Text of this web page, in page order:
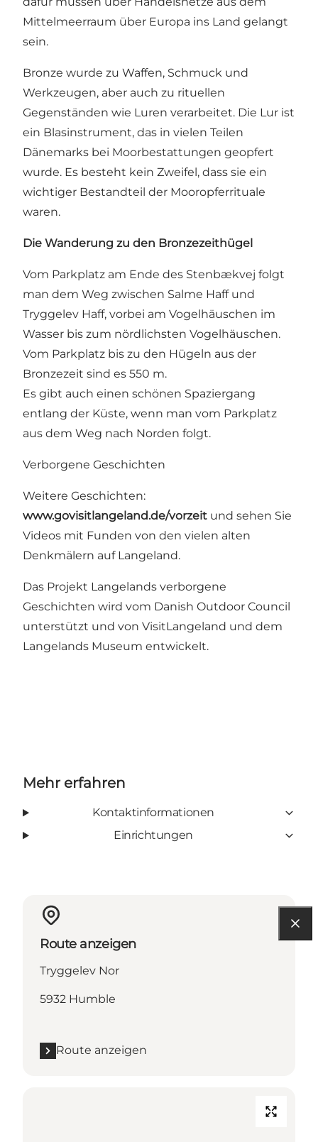
Mittelmeerraum über Europa ins Land gelangt
sein.
Bronze wurde zu Waffen, Schmuck und
Werkzeugen, aber auch zu rituellen
Gegenständen wie Luren verarbeitet. Die Lur ist
ein Blasinstrument, das in vielen Teilen
Dänemarks bei Moorbestattungen geopfert
wurde. Es besteht kein Zweifel, dass sie ein
wichtiger Bestandteil der Mooropferrituale
waren.
Die Wanderung zu den Bronzezeithügel
Vom Parkplatz am Ende des Stenbækvej folgt
man dem Weg zwischen Salme Haff und
Tryggelev Haff, vorbei am Vogelhäuschen im
Wasser bis zum nördlichsten Vogelhäuschen.
Vom Parkplatz bis zu den Hügeln aus der
Bronzezeit sind es 550 m.
Es gibt auch einen schönen Spaziergang
entlang der Küste, wenn man vom Parkplatz
aus dem Weg nach Norden folgt.
Verborgene Geschichten
Weitere Geschichten:
www.govisitlangeland.de/vorzeit und sehen Sie
Videos mit Funden von den vielen alten
Denkmälern auf Langeland.
Das Projekt Langelands verborgene
Geschichten wird vom Danish Outdoor Council
unterstützt und von VisitLangeland und dem
Langelands Museum entwickelt.
Mehr erfahren
Kontaktinformationen
Einrichtungen
Route anzeigen
Tryggelev Nor
5932 Humble
Route anzeigen